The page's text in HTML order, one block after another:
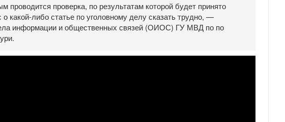
проводится проверка, по результатам которой будет принято
какой-либо статье по уголовному делу сказать трудно, —
информации и общественных связей (ОИОС) ГУ МВД по по